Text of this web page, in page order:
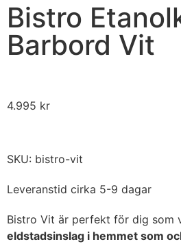
Bistro
Barbord Vit
4.995 kr
SKU: bistro-vit
Leveranstid cirka 5-9 dagar
Bistro Vit är perfekt för dig som
eldstadsinslag i hemmet som